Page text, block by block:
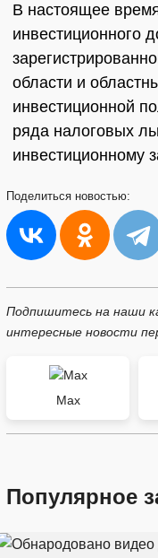
В настоящее
инвестиционного
области и
инвестиционной
ряда налоговых
инвестиционному
Поделиться новостью:
Подпишитесь на наши
интересные новости
Max
Популярное